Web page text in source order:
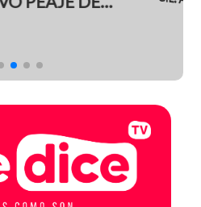
TRAS SER ATROPELLADO